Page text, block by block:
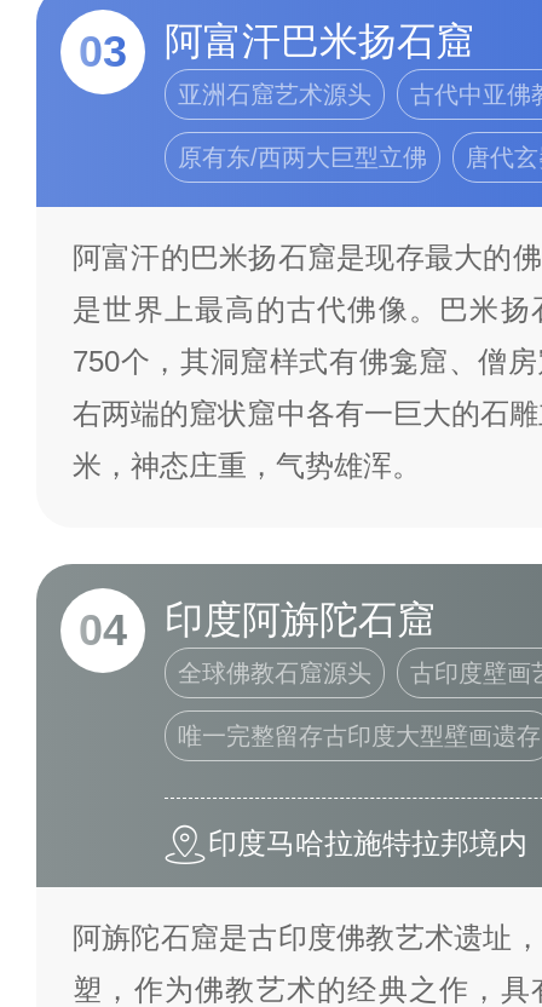
03 阿富汗巴米扬石窟
亚洲石窟艺术源头 古代中亚佛
原有东/西两大巨型立佛 唐代
阿富汗的巴米扬石窟是现存最大的
是世界上最高的古代佛像。巴米
750个，其洞窟样式有佛龛窟、僧
右两端的窟状窟中各有一巨大的石
米，神态庄重，气势雄浑。
04 印度阿旃陀石窟
全球佛教石窟源头 古印度壁画
唯一完整留存古印度大型壁画遗存
印度马哈拉施特拉邦境内
阿旃陀石窟是古印度佛教艺术遗址
塑，作为佛教艺术的经典之作，